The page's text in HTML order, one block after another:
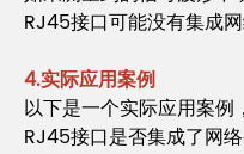
RJ45接口可能没有集成网
4.实际应用案例
以下是一个实际应用案
RJ45接口是否集成了网络